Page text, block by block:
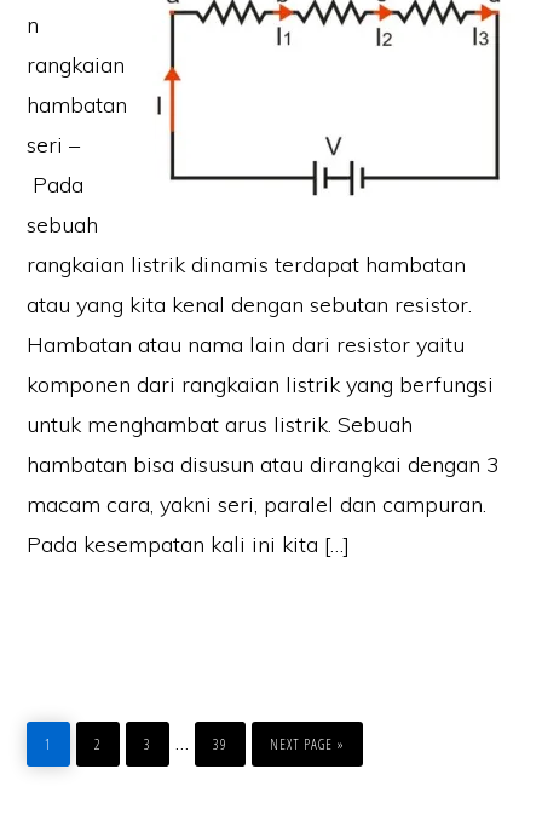
n
rangkaian
hambatan
seri –
Pada
sebuah
rangkaian listrik dinamis terdapat hambatan
atau yang kita kenal dengan sebutan resistor.
Hambatan atau nama lain dari resistor yaitu
komponen dari rangkaian listrik yang berfungsi
untuk menghambat arus listrik. Sebuah
hambatan bisa disusun atau dirangkai dengan 3
macam cara, yakni seri, paralel dan campuran.
Pada kesempatan kali ini kita […]
PAGE
1
PAGE
2
PAGE
3
…
PAGE
39
NEXT PAGE »